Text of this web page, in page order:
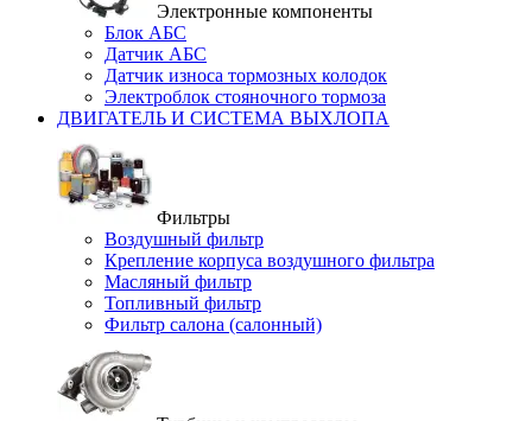
Электронные компоненты
Блок АБС
Датчик АБС
Датчик износа тормозных колодок
Электроблок стояночного тормоза
ДВИГАТЕЛЬ И СИСТЕМА ВЫХЛОПА
Фильтры
Воздушный фильтр
Крепление корпуса воздушного фильтра
Масляный фильтр
Топливный фильтр
Фильтр салона (салонный)